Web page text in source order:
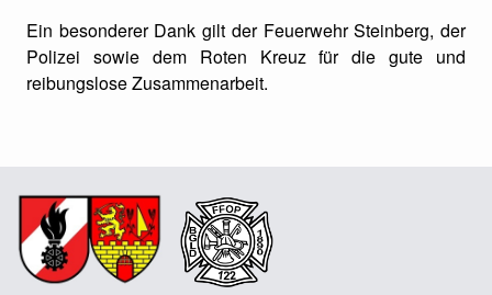
Ein besonderer Dank gilt der Feuerwehr Steinberg, der
Polizei sowie dem Roten Kreuz für die gute und
reibungslose Zusammenarbeit.